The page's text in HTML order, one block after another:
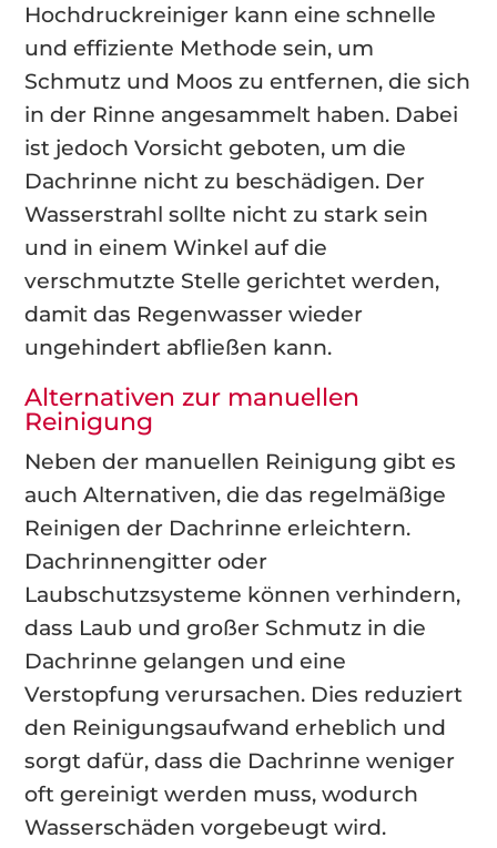
Hochdruckreiniger kann eine schnelle
und effiziente Methode sein, um
Schmutz und Moos zu entfernen, die sich
in der Rinne angesammelt haben. Dabei
ist jedoch Vorsicht geboten, um die
Dachrinne nicht zu beschädigen. Der
Wasserstrahl sollte nicht zu stark sein
und in einem Winkel auf die
verschmutzte Stelle gerichtet werden,
damit das Regenwasser wieder
ungehindert abfließen kann.
Alternativen zur manuellen
Reinigung
Neben der manuellen Reinigung gibt es
auch Alternativen, die das regelmäßige
Reinigen der Dachrinne erleichtern.
Dachrinnengitter oder
Laubschutzsysteme können verhindern,
dass Laub und großer Schmutz in die
Dachrinne gelangen und eine
Verstopfung verursachen. Dies reduziert
den Reinigungsaufwand erheblich und
sorgt dafür, dass die Dachrinne weniger
oft gereinigt werden muss, wodurch
Wasserschäden vorgebeugt wird.